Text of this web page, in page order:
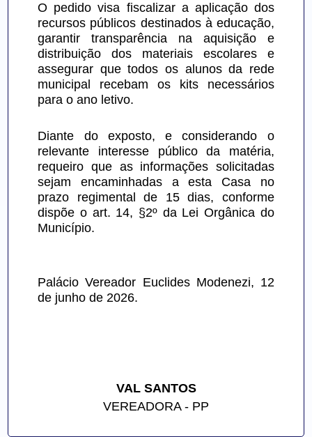
O pedido visa fiscalizar a aplicação dos
recursos públicos destinados à educação,
garantir transparência na aquisição e
distribuição dos materiais escolares e
assegurar que todos os alunos da rede
municipal recebam os kits necessários
para o ano letivo.
Diante do exposto, e considerando o
relevante interesse público da matéria,
requeiro que as informações solicitadas
sejam encaminhadas a esta Casa no
prazo regimental de 15 dias, conforme
dispõe o art. 14, §2º da Lei Orgânica do
Município.
Palácio Vereador Euclides Modenezi, 12
de junho de 2026.
VAL SANTOS
VEREADORA - PP